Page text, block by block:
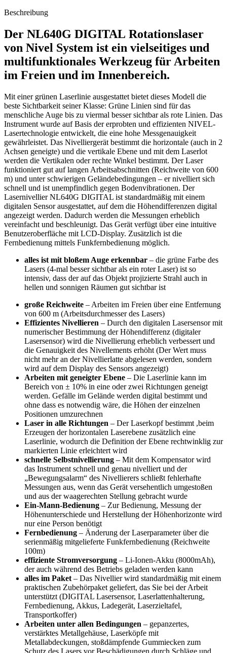
Beschreibung
Der NL640G DIGITAL Rotationslaser
von Nivel System ist ein vielseitiges und
multifunktionales Werkzeug für Arbeiten
im Freien und im Innenbereich.
Mit einer grünen Laserlinie ausgestattet bietet dieses Modell die
beste Sichtbarkeit seiner Klasse: Grüne Linien sind für das
menschliche Auge bis zu viermal besser sichtbar als rote Linien. Das
Instrument wurde auf Basis der erprobten und effizienten NIVEL-
Lasertechnologie entwickelt, die eine hohe Messgenauigkeit
gewährleistet. Das Nivelliergerät bestimmt die horizontale (auch in 2
Achsen geneigte) und die vertikale Ebene und mit dem Laserlot
werden die Vertikalen oder rechte Winkel bestimmt. Der Laser
funktioniert gut auf langen Arbeitsabschnitten (Reichweite von 600
m) und unter schwierigen Geländebedingungen – er nivelliert sich
schnell und ist unempfindlich gegen Bodenvibrationen. Der
Lasernivellier NL640G DIGITAL ist standardmäßig mit einem
digitalen Sensor ausgestattet, auf dem die Höhendifferenzen digital
angezeigt werden. Dadurch werden die Messungen erheblich
vereinfacht und beschleunigt. Das Gerät verfügt über eine intuitive
Benutzeroberfläche mit LCD-Display. Zusätzlich ist die
Fernbedienung mittels Funkfernbedienung möglich.
alles ist mit bloßem Auge erkennbar – die grüne Farbe des
Lasers (4-mal besser sichtbar als ein roter Laser) ist so
intensiv, dass der auf das Objekt projizierte Strahl auch in
hellen und sonnigen Räumen gut sichtbar ist
große Reichweite – Arbeiten im Freien über eine Entfernung
von 600 m (Arbeitsdurchmesser des Lasers)
Effizientes Nivellieren – Durch den digitalen Lasersensor mit
numerischer Bestimmung der Höhendifferenz (digitaler
Lasersensor) wird die Nivellierung erheblich verbessert und
die Genauigkeit des Nivellements erhöht (Der Wert muss
nicht mehr an der Nivellierlatte abgelesen werden, sondern
wird auf dem Display des Sensors angezeigt)
Arbeiten mit geneigter Ebene – Die Laserlinie kann im
Bereich von ± 10% in eine oder zwei Richtungen geneigt
werden. Gefälle im Gelände werden digital bestimmt und
ohne dass es notwendig wäre, die Höhen der einzelnen
Positionen umzurechnen
Laser in alle Richtungen – Der Laserkopf bestimmt ,beim
Erzeugen der horizontalen Laserebene zusätzlich eine
Laserlinie, wodurch die Definition der Ebene rechtwinklig zur
markierten Linie erleichtert wird
schnelle Selbstnivellierung – Mit dem Kompensator wird
das Instrument schnell und genau nivelliert und der
„Bewegungsalarm“ des Nivellierers schließt fehlerhafte
Messungen aus, wenn das Gerät versehentlich umgestoßen
und aus der waagerechten Stellung gebracht wurde
Ein-Mann-Bedienung – Zur Bedienung, Messung der
Höhenunterschiede und Herstellung der Höhenhorizonte wird
nur eine Person benötigt
Fernbedienung – Änderung der Laserparameter über die
serienmäßig mitgelieferte Funkfernbedienung (Reichweite
100m)
effiziente Stromversorgung – Li-Ionen-Akku (8000mAh),
der auch während des Betriebs geladen werden kann
alles im Paket – Das Nivellier wird standardmäßig mit einem
praktischen Zubehörpaket geliefert, das Sie bei der Arbeit
unterstützt (DIGITAL Lasersensor, Laserlattenhalterung,
Fernbedienung, Akkus, Ladegerät, Laserzieltafel,
Transportkoffer)
Arbeiten unter allen Bedingungen – gepanzertes,
verstärktes Metallgehäuse, Laserköpfe mit
Metallabdeckungen, stoßdämpfende Gummiecken zum
Schutz des Lasers vor Beschädigungen durch Schläge und